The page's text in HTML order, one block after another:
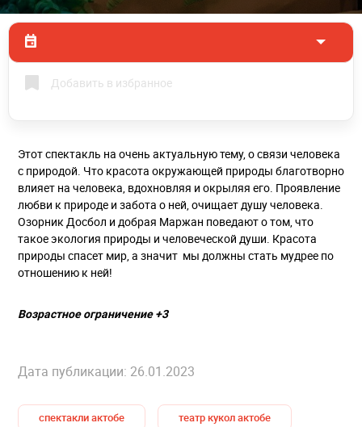
Добавить в избранное
Этот спектакль на очень актуальную тему, о связи человека
с природой. Что красота окружающей природы благотворно
влияет на человека, вдохновляя и окрыляя его. Проявление
любви к природе и забота о ней, очищает душу человека.
Озорник Досбол и добрая Маржан поведают о том, что
такое экология природы и человеческой души. Красота
природы спасет мир, а значит мы должны стать мудрее по
отношению к ней!
Возрастное ограничение +3
Дата публикации: 26.01.2023
спектакли актобе театр кукол актобе